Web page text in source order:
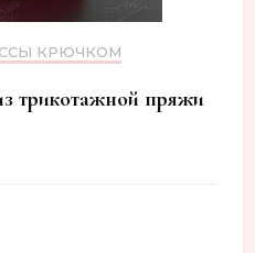
КРЮЧКОМ
трикотажной пряжи